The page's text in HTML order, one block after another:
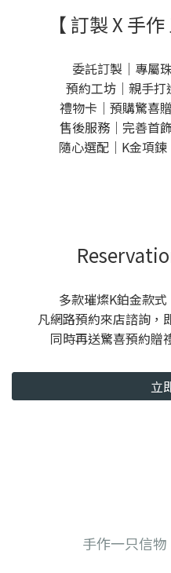
【 訂製 X 手
委託訂製｜專屬
預約工坊｜親手
禮物卡｜預購驚喜
售後服務｜完善首
隨心選配｜K金項
多款璀燦K鉑金款
凡網路預約來店諮詢，
同時再送驚喜預約贈
立
手作一只信